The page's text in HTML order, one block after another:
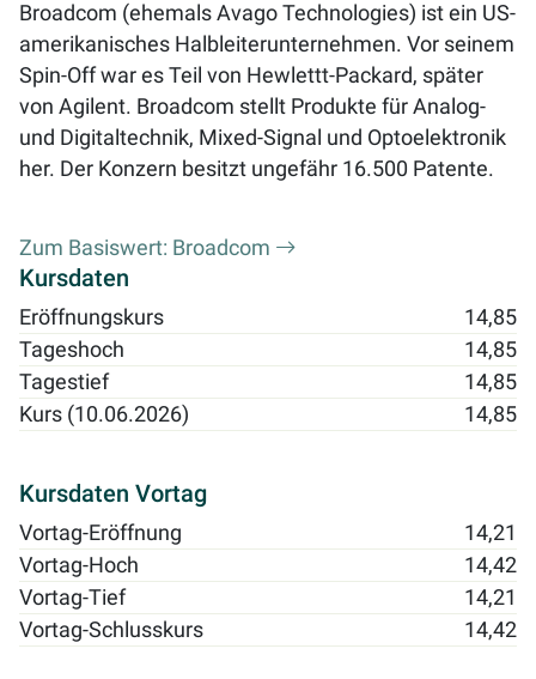
Broadcom (ehemals Avago Technologies) ist ein US-
amerikanisches Halbleiterunternehmen. Vor seinem
Spin-Off war es Teil von Hewlettt-Packard, später
von Agilent. Broadcom stellt Produkte für Analog-
und Digitaltechnik, Mixed-Signal und Optoelektronik
her. Der Konzern besitzt ungefähr 16.500 Patente.
Zum Basiswert: Broadcom
Kursdaten
Eröffnungskurs
14,85
Tageshoch
14,85
Tagestief
14,85
Kurs (10.06.2026)
14,85
Kursdaten Vortag
Vortag-Eröffnung
14,21
Vortag-Hoch
14,42
Vortag-Tief
14,21
Vortag-Schlusskurs
14,42